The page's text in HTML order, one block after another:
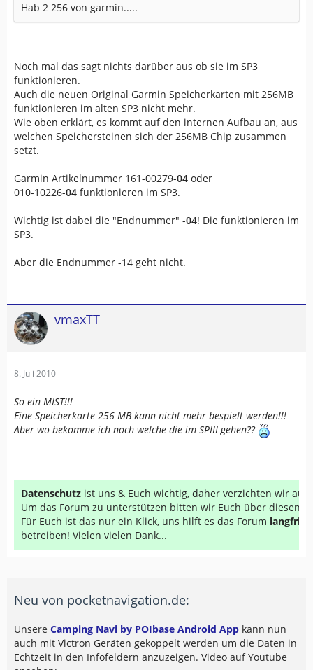
Hab 2 256 von garmin.....
Noch mal das sagt nichts darüber aus ob sie im SP3
funktionieren.
Auch die neuen Original Garmin Speicherkarten mit 256MB
funktionieren im alten SP3 nicht mehr.
Wie oben erklärt, es kommt auf den internen Aufbau an, aus
welchen Speichersteinen sich der 256MB Chip zusammen
setzt.
Garmin Artikelnummer 161-00279-04 oder
010-10226-04 funktionieren im SP3.
Wichtig ist dabei die "Endnummer" -04! Die funktionieren im
SP3.
Aber die Endnummer -14 geht nicht.
vmaxTT
8. Juli 2010
So ein MIST!!!
Eine Speicherkarte 256 MB kann nicht mehr bespielt werden!!!
Aber wo bekomme ich noch welche die im SPIII gehen??
Datenschutz ist uns & Euch wichtig, daher verzichten wir auf
Um das Forum zu unterstützen bitten wir Euch über diesen
Für Euch ist das nur ein Klick, uns hilft es das Forum
betreiben! Vielen vielen Dank...
Neu von pocketnavigation.de:
Unsere Camping Navi by POIbase Android App kann nun
auch mit Victron Geräten gekoppelt werden um die Daten in
Echtzeit in den Infofeldern anzuzeigen. Video auf Youtube